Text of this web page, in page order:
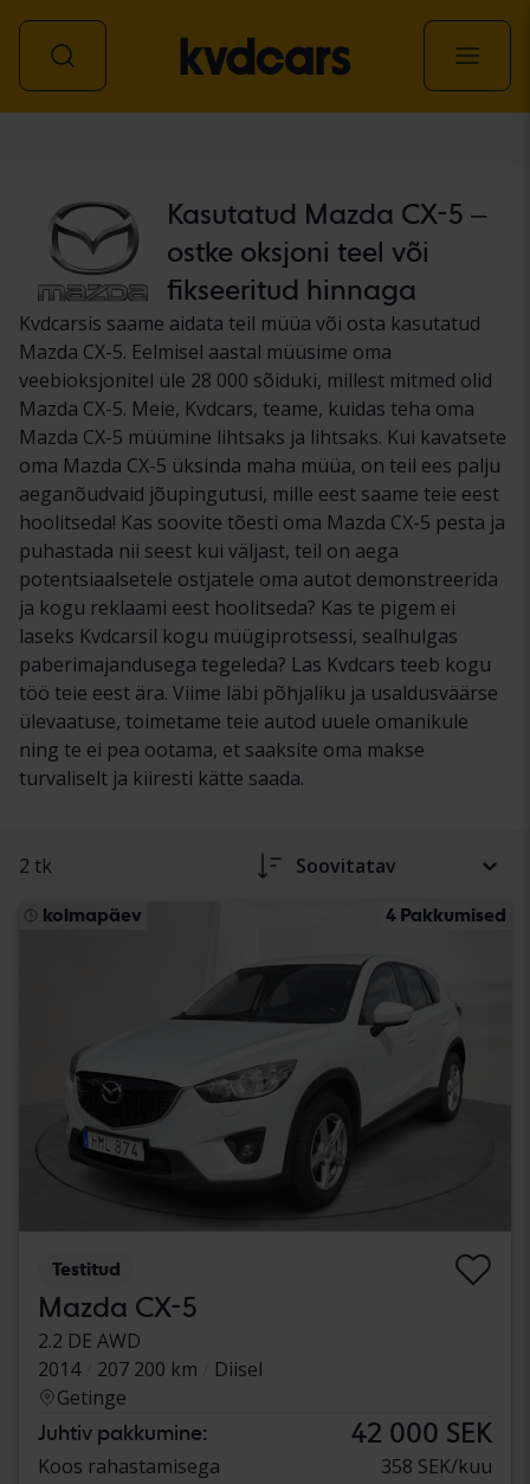
Kasutatud Mazda CX-5 –
ostke oksjoni teel või
fikseeritud hinnaga
Kvdcarsis saame aidata teil müüa või osta kasutatud
Mazda CX-5. Eelmisel aastal müüsime oma
veebioksjonitel üle 28 000 sõiduki, millest mitmed olid
Mazda CX-5. Meie, Kvdcars, teame, kuidas teha oma
Mazda CX-5 müümine lihtsaks ja lihtsaks. Kui kavatsete
oma Mazda CX-5 üksinda maha müüa, on teil ees palju
aeganõudvaid jõupingutusi, mille eest saame teie eest
hoolitseda! Kas soovite tõesti oma Mazda CX-5 pesta ja
puhastada nii seest kui väljast, teil on aega
potentsiaalsetele ostjatele oma autot demonstreerida
ja kogu reklaami eest hoolitseda? Kas te pigem ei
laseks Kvdcarsil kogu müügiprotsessi, sealhulgas
paberimajandusega tegeleda? Las Kvdcars teeb kogu
töö teie eest ära. Viime läbi põhjaliku ja usaldusväärse
ülevaatuse, toimetame teie autod uuele omanikule
ning te ei pea ootama, et saaksite oma makse
turvaliselt ja kiiresti kätte saada.
2 tk Soovitatav
kolmapäev 4 Pakkumised
Testitud
Mazda CX-5
2.2 DE AWD
2014
207 200 km
Diisel
Getinge
Juhtiv pakkumine: 42 000 SEK
Koos rahastamisega 358 SEK/kuu